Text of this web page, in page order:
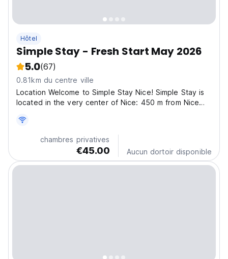
Hôtel
Simple Stay - Fresh Start May 2026
5.0(67)
0.81km du centre ville
Location Welcome to Simple Stay Nice! Simple Stay is
located in the very center of Nice: 450 m from Nice
and only 20 m from the electric bus stop.
Supermarkets, shops, restaurants, and the city’s main...
chambres privatives
€45.00 Aucun dortoir disponible